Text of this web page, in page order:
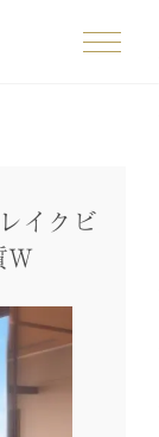
イクビ
W